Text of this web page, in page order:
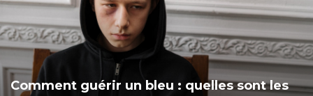
Comment guérir un bleu : quelles sont les